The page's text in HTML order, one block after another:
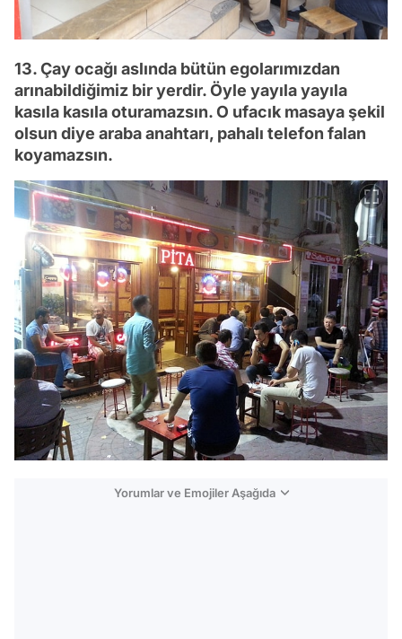
13. Çay ocağı aslında bütün egolarımızdan
arınabildiğimiz bir yerdir. Öyle yayıla yayıla
kasıla kasıla oturamazsın. O ufacık masaya şekil
olsun diye araba anahtarı, pahalı telefon falan
koyamazsın.
Yorumlar ve Emojiler Aşağıda